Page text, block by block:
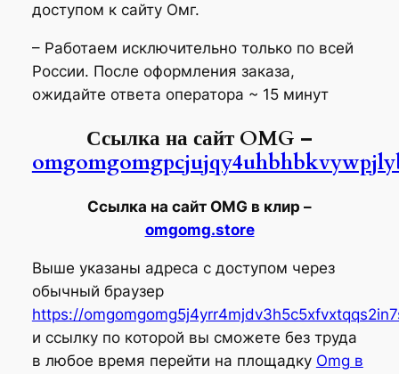
доступом к сайту Омг.
– Работаем исключительно только по всей
России. После оформления заказа,
ожидайте ответа оператора ~ 15 минут
Ссылка на сайт OMG –
Ссылка на сайт OMG в клир –
omgomg.store
Выше указаны адреса с доступом через
обычный браузер
https://
и ссылку по которой вы сможете без труда
в любое время перейти на площадку Omg в